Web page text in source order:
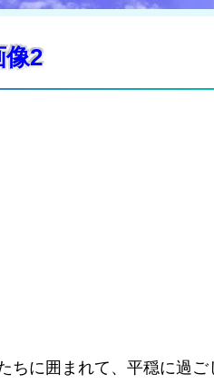
像2
に囲まれて、平穏に過ご